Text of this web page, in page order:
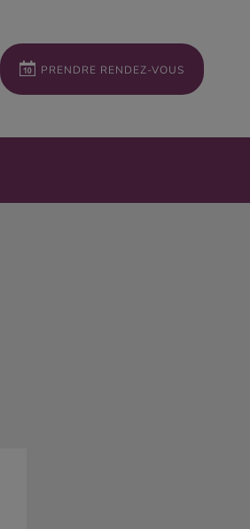
PRENDRE RENDEZ-VOUS